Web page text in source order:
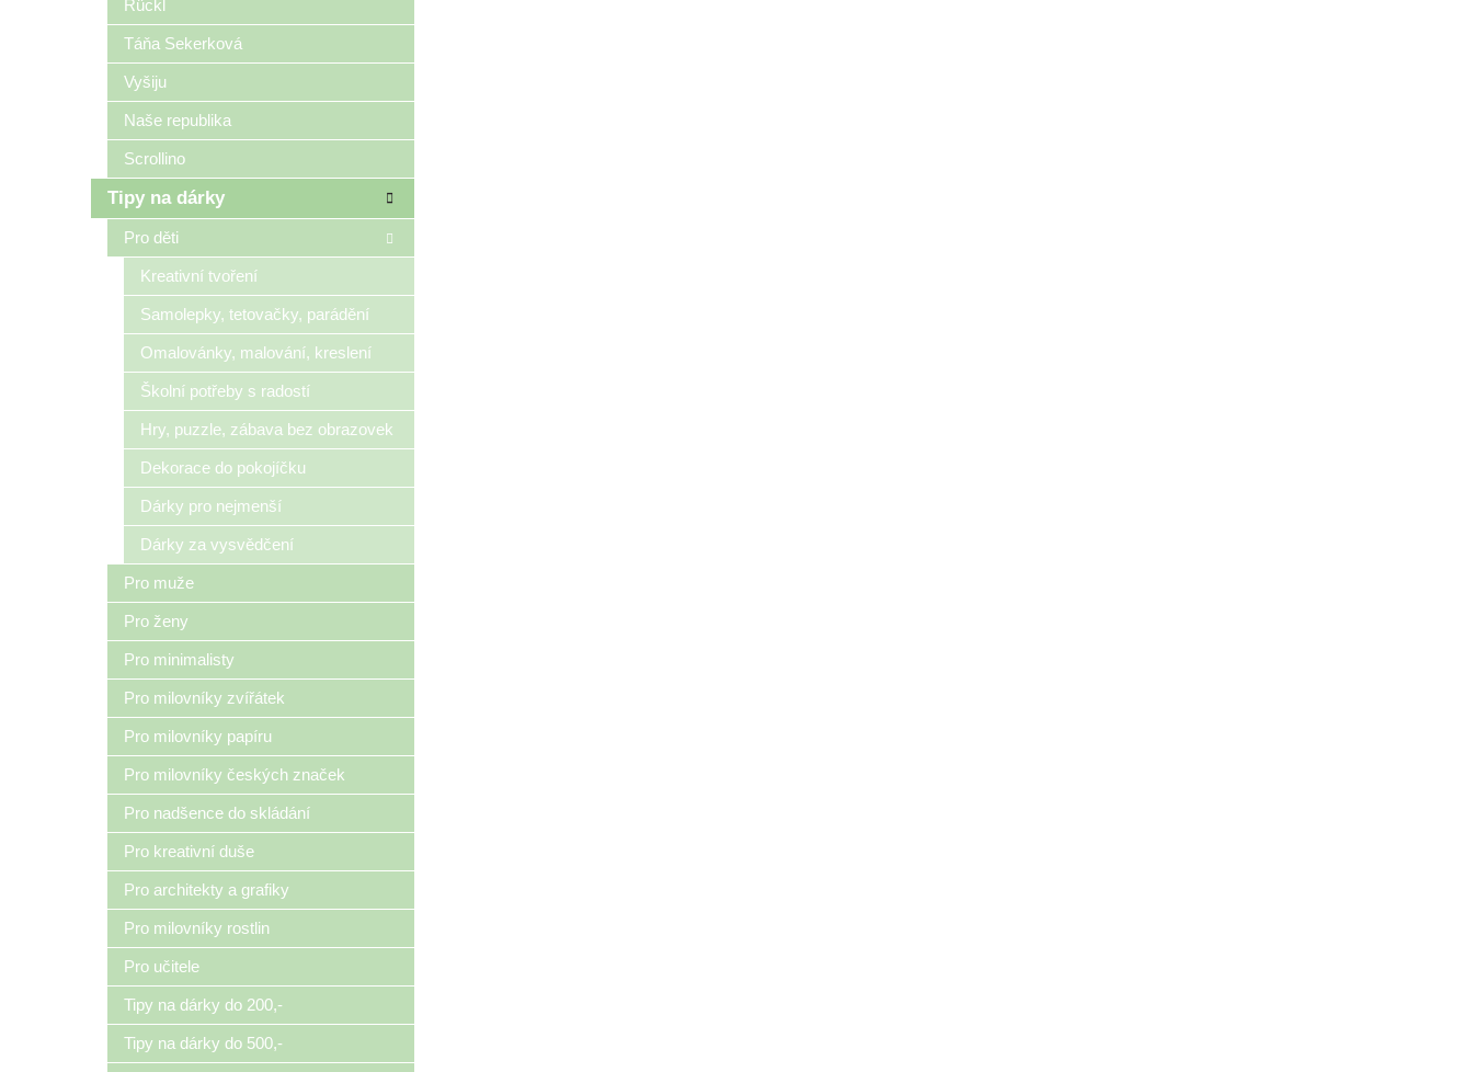
Rückl
Táňa Sekerková
Vyšiju
Naše republika
Scrollino
Tipy na dárky
Pro děti
Kreativní tvoření
Samolepky, tetovačky, parádění
Omalovánky, malování, kreslení
Školní potřeby s radostí
Hry, puzzle, zábava bez obrazovek
Dekorace do pokojíčku
Dárky pro nejmenší
Dárky za vysvědčení
Pro muže
Pro ženy
Pro minimalisty
Pro milovníky zvířátek
Pro milovníky papíru
Pro milovníky českých značek
Pro nadšence do skládání
Pro kreativní duše
Pro architekty a grafiky
Pro milovníky rostlin
Pro učitele
Tipy na dárky do 200,-
Tipy na dárky do 500,-